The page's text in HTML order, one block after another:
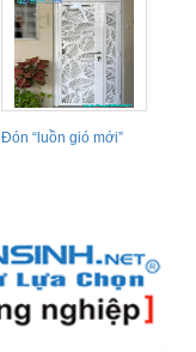
Đón “luồn gió mới”